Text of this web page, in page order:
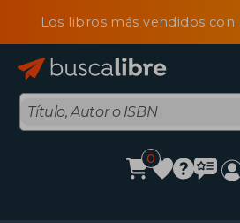
Los libros más vendidos
0